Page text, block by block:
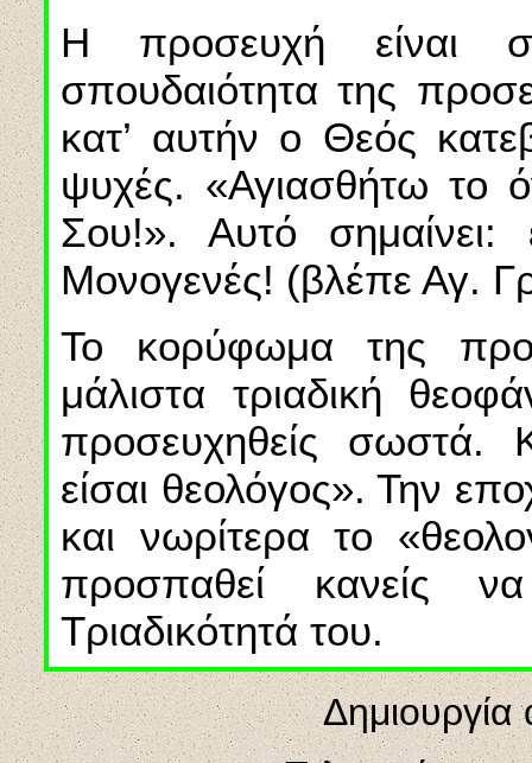
Η προσευχή είναι
σπουδαιότητα της
κατ’ αυτήν ο Θεός
ψυχές. «Αγιασθήτω το
Σου!». Αυτό
Μονογενές! (βλέπε Αγ.
Το κορύφωμα της
μάλιστα τριαδική
προσευχηθείς σωστά.
είσαι θεολόγος». Την
και νωρίτερα το
προσπαθεί κανείς
Τριαδικότητά του.
Δημιουργία